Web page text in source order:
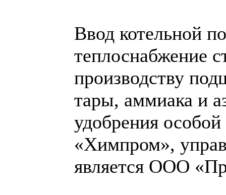
Ввод котельной
теплоснабжение
производству
тары, аммиака и
удобрения
«Химпром»,
является ООО